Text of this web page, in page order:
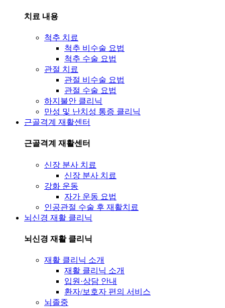
치료 내용
척추 치료
척추 비수술 요법
척추 수술 요법
관절 치료
관절 비수술 요법
관절 수술 요법
하지불안 클리닉
만성 및 난치성 통증 클리닉
근골격계 재활센터
근골격계 재활센터
신장 분사 치료
신장 분사 치료
강화 운동
자가 운동 요법
인공관절 수술 후 재활치료
뇌신경 재활 클리닉
뇌신경 재활 클리닉
재활 클리닉 소개
재활 클리닉 소개
입원·상담 안내
환자/보호자 편의 서비스
뇌졸중